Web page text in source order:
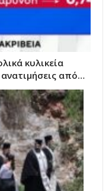
κυλικεία
ανατιμήσεις από…